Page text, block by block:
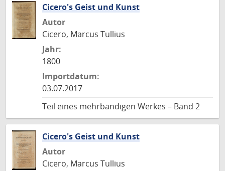
Cicero's Geist und Kunst
Autor
Cicero, Marcus Tullius
Jahr:
1800
Importdatum:
03.07.2017
Teil eines mehrbändigen Werkes – Band 2
Cicero's Geist und Kunst
Autor
Cicero, Marcus Tullius